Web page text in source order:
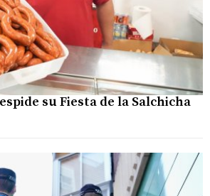
su Fiesta de la Salchicha